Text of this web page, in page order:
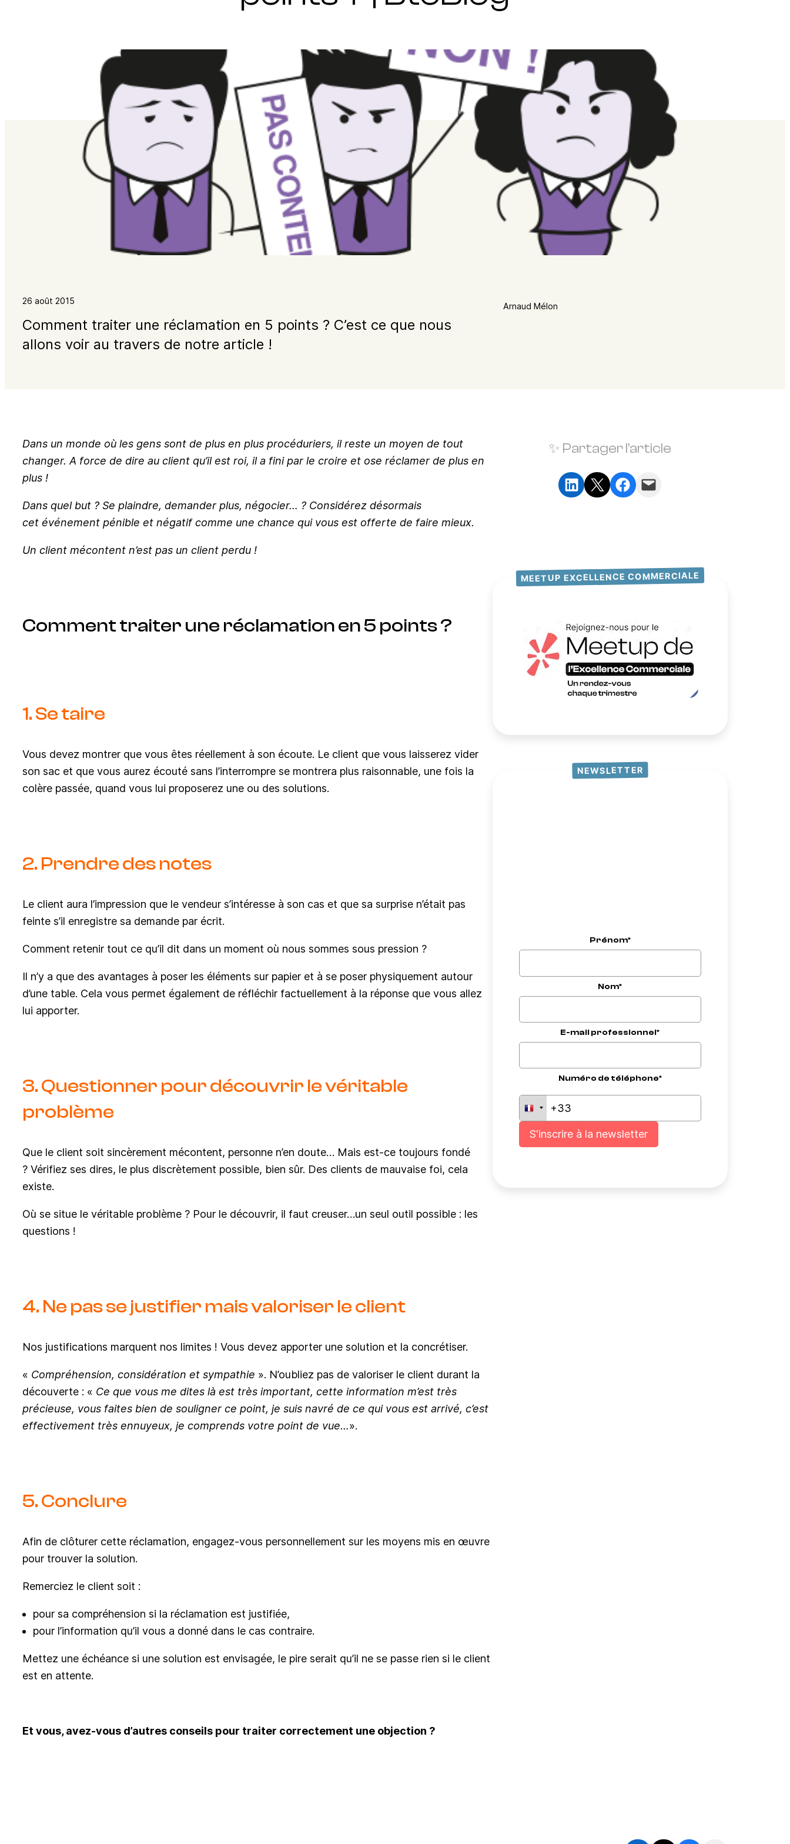
26 août 2015
Comment traiter une réclamation en 5 points ? C’est ce que nous
allons voir au travers de notre article !
Arnaud Mélon
Dans un monde où les gens sont de plus en plus procéduriers, il reste un moyen de tout
changer. A force de dire au client qu’il est roi, il a fini par le croire et ose réclamer de plus en
plus !
Dans quel but ? Se plaindre, demander plus, négocier… ? Considérez désormais
cet événement pénible et négatif comme une chance qui vous est offerte de faire mieux.
Un client mécontent n’est pas un client perdu !
Comment traiter une réclamation en 5 points ?
1. Se taire
Vous devez montrer que vous êtes réellement à son écoute. Le client que vous laisserez vider
son sac et que vous aurez écouté sans l’interrompre se montrera plus raisonnable, une fois la
colère passée, quand vous lui proposerez une ou des solutions.
2. Prendre des notes
Le client aura l’impression que le vendeur s’intéresse à son cas et que sa surprise n’était pas
feinte s’il enregistre sa demande par écrit.
Comment retenir tout ce qu’il dit dans un moment où nous sommes sous pression ?
Il n’y a que des avantages à poser les éléments sur papier et à se poser physiquement autour
d’une table. Cela vous permet également de réfléchir factuellement à la réponse que vous allez
lui apporter.
3. Questionner pour découvrir le véritable
problème
Que le client soit sincèrement mécontent, personne n’en doute… Mais est-ce toujours fondé
? Vérifiez ses dires, le plus discrètement possible, bien sûr. Des clients de mauvaise foi, cela
existe.
Où se situe le véritable problème ? Pour le découvrir, il faut creuser…un seul outil possible : les
questions !
4. Ne pas se justifier mais valoriser le client
Nos justifications marquent nos limites ! Vous devez apporter une solution et la concrétiser.
« Compréhension, considération et sympathie ». N’oubliez pas de valoriser le client durant la
découverte : « Ce que vous me dites là est très important, cette information m’est très
précieuse, vous faites bien de souligner ce point, je suis navré de ce qui vous est arrivé, c’est
effectivement très ennuyeux, je comprends votre point de vue…».
5. Conclure
Afin de clôturer cette réclamation, engagez-vous personnellement sur les moyens mis en œuvre
pour trouver la solution.
Remerciez le client soit :
pour sa compréhension si la réclamation est justifiée,
pour l’information qu’il vous a donné dans le cas contraire.
Mettez une échéance si une solution est envisagée, le pire serait qu’il ne se passe rien si le client
est en attente.
Et vous, avez-vous d’autres conseils pour traiter correctement une objection ?
✨ Partager l’article
Partager sur LinkedIn Partager sur X Partager sur Facebook Envoyer cette page par e-mail
MEETUP EXCELLENCE COMMERCIALE
NEWSLETTER
Prénom*
Nom*
E-mail professionnel*
Numéro de téléphone*